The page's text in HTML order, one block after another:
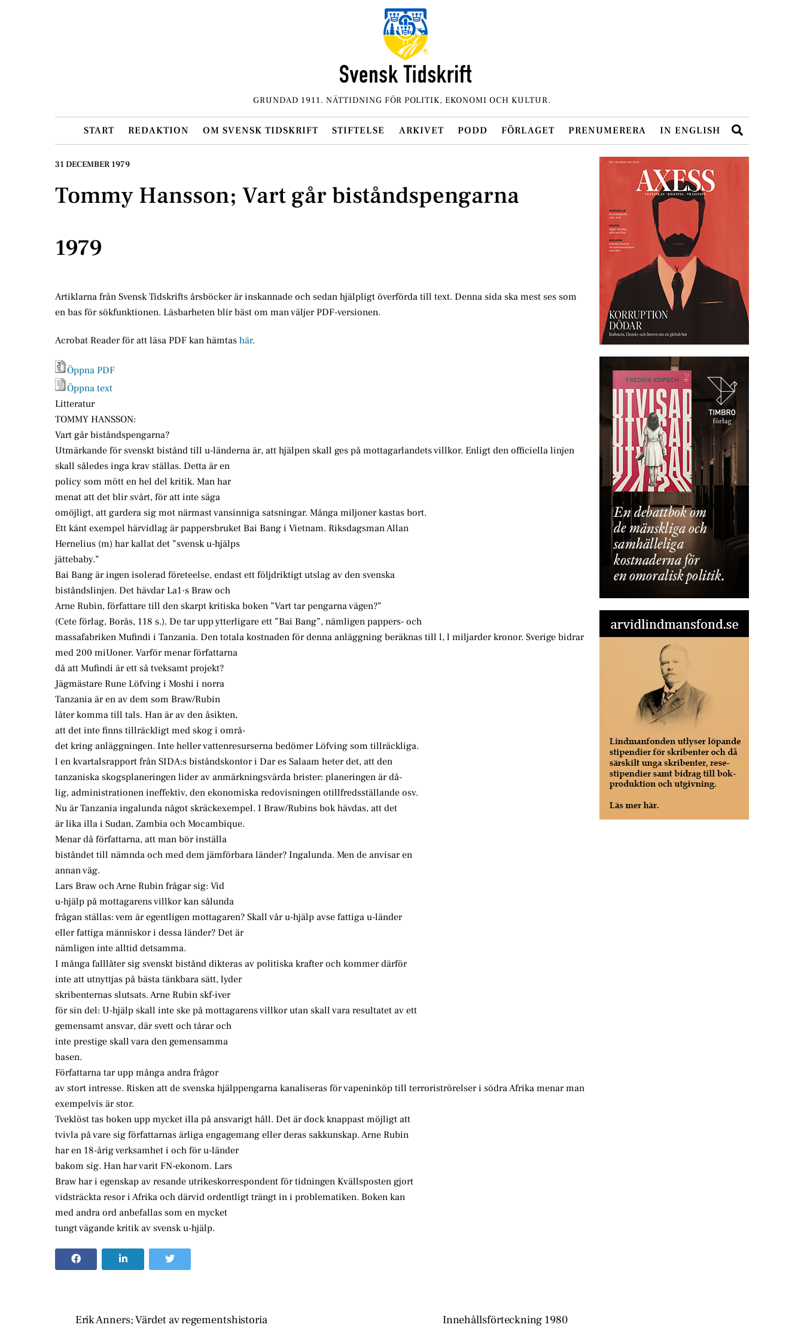
GRUNDAD 1911. NÄTTIDNING FÖR POLITIK, EKONOMI OCH KULTUR.
START REDAKTION OM SVENSK TIDSKRIFT STIFTELSE ARKIVET PODD FÖRLAGET PRENUMERERA IN ENGLISH
31 DECEMBER 1979
Tommy Hansson; Vart går biståndspengarna
1979
Artiklarna från Svensk Tidskrifts årsböcker är inskannade och sedan hjälpligt överförda till text. Denna sida ska mest ses som
en bas för sökfunktionen. Läsbarheten blir bäst om man väljer PDF-versionen.
Acrobat Reader för att läsa PDF kan hämtas här.
Öppna PDF
Öppna text
Litteratur
TOMMY HANSSON:
Vart går biståndspengarna?
Utmärkande för svenskt bistånd till u-länderna är, att hjälpen skall ges på mottagarlandets villkor. Enligt den officiella linjen
skall således inga krav ställas. Detta är en
policy som mött en hel del kritik. Man har
menat att det blir svårt, för att inte säga
omöjligt, att gardera sig mot närmast vansinniga satsningar. Många miljoner kastas bort.
Ett känt exempel härvidlag är pappersbruket Bai Bang i Vietnam. Riksdagsman Allan
Hernelius (m) har kallat det ”svensk u-hjälps
jättebaby.”
Bai Bang är ingen isolerad företeelse, endast ett följdriktigt utslag av den svenska
biståndslinjen. Det hävdar La1·s Braw och
Arne Rubin, författare till den skarpt kritiska boken ”Vart tar pengarna vägen?”
(Cete förlag, Borås, 118 s.). De tar upp ytterligare ett ”Bai Bang”, nämligen pappers- och
massafabriken Mufindi i Tanzania. Den totala kostnaden för denna anläggning beräknas till l, l miljarder kronor. Sverige bidrar
med 200 miUoner. Varför menar författarna
då att Mufindi är ett så tveksamt projekt?
Jägmästare Rune Löfving i Moshi i norra
Tanzania är en av dem som Braw/Rubin
låter komma till tals. Han är av den åsikten,
att det inte finns tillräckligt med skog i områ-
det kring anläggningen. Inte heller vattenresurserna bedömer Löfving som tillräckliga.
l en kvartalsrapport från SIDA:s biståndskontor i Dar es Salaam heter det, att den
tanzaniska skogsplaneringen lider av anmärkningsvärda brister: planeringen är då-
lig, administrationen ineffektiv, den ekonomiska redovisningen otillfredsställande osv.
Nu är Tanzania ingalunda något skräckexempel. I Braw/Rubins bok hävdas, att det
är lika illa i Sudan, Zambia och Mocambique.
Menar då författarna, att man bör inställa
biståndet till nämnda och med dem jämförbara länder? Ingalunda. Men de anvisar en
annan väg.
Lars Braw och Arne Rubin frågar sig: Vid
u-hjälp på mottagarens villkor kan sålunda
frågan ställas: vem är egentligen mottagaren? Skall vår u-hjälp avse fattiga u-länder
eller fattiga människor i dessa länder? Det är
nämligen inte alltid detsamma.
I många falllåter sig svenskt bistånd dikteras av politiska krafter och kommer därför
inte att utnyttjas på bästa tänkbara sätt, lyder
skribenternas slutsats. Arne Rubin skf-iver
för sin del: U-hjälp skall inte ske på mottagarens villkor utan skall vara resultatet av ett
gemensamt ansvar, där svett och tårar och
inte prestige skall vara den gemensamma
basen.
Författarna tar upp många andra frågor
av stort intresse. Risken att de svenska hjälppengarna kanaliseras för vapeninköp till terroriströrelser i södra Afrika menar man
exempelvis är stor.
Tveklöst tas boken upp mycket illa på ansvarigt håll. Det är dock knappast möjligt att
tvivla på vare sig författarnas ärliga engagemang eller deras sakkunskap. Arne Rubin
har en 18-årig verksamhet i och för u-länder
bakom sig. Han har varit FN-ekonom. Lars
Braw har i egenskap av resande utrikeskorrespondent för tidningen Kvällsposten gjort
vidsträckta resor i Afrika och därvid ordentligt trängt in i problematiken. Boken kan
med andra ord anbefallas som en mycket
tungt vägande kritik av svensk u-hjälp.
Erik Anners; Värdet av regementshistoria Innehållsförteckning 1980